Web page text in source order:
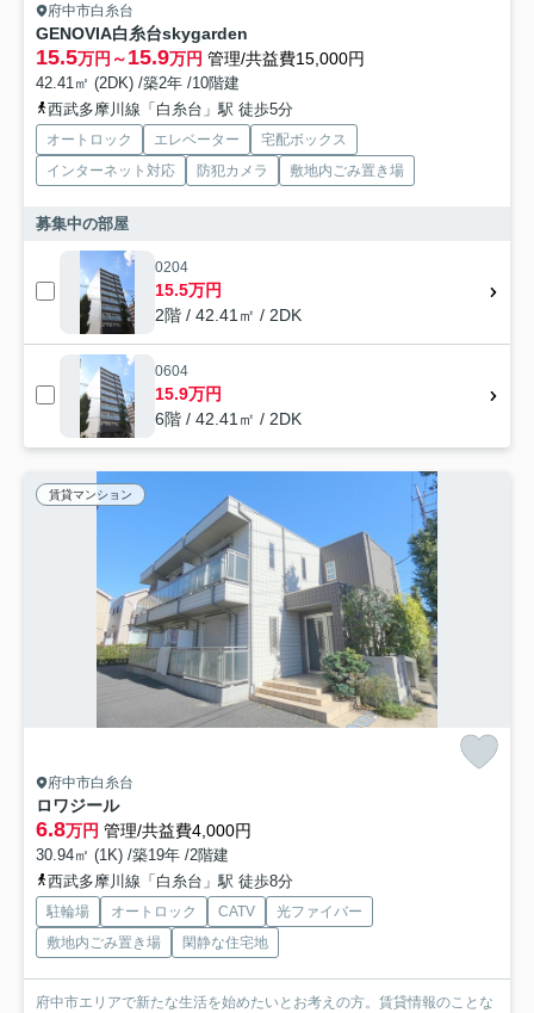
府中市白糸台
GENOVIA白糸台skygarden
15.5万円～15.9万円 管理/共益費15,000円
42.41㎡ (2DK) /築2年 /10階建
西武多摩川線「白糸台」駅 徒歩5分
オートロック エレベーター
宅配ボックス
インターネット対応
防犯カメラ 敷地内ごみ置き場
募集中の部屋
0204
15.5万円
2階 / 42.41㎡ / 2DK
0604
15.9万円
6階 / 42.41㎡ / 2DK
賃貸マンション
府中市白糸台
ロワジール
6.8万円 管理/共益費4,000円
30.94㎡ (1K) /築19年 /2階建
西武多摩川線「白糸台」駅 徒歩8分
駐輪場 オートロック CATV
光ファイバー
敷地内ごみ置き場
閑静な住宅地
府中市エリアで新たな生活を始めたいとお考えの方。賃貸情報のことな